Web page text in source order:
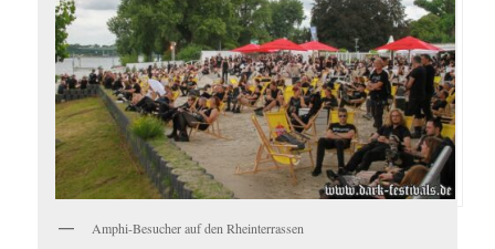
Amphi-Besucher auf den Rheinterrassen